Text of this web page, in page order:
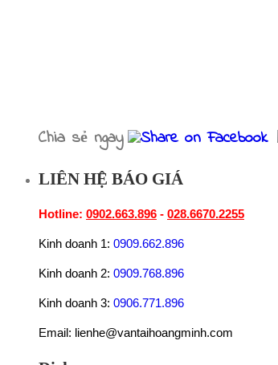
Chia sẻ ngay
LIÊN HỆ BÁO GIÁ
Hotline: 0902.663.896 - 028.6670.2255
Kinh doanh 1: 0909.662.896
Kinh doanh 2: 0909.768.896
Kinh doanh 3: 0906.771.896
Email: lienhe@vantaihoangminh.com